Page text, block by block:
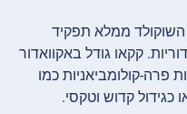
ממלא תפקיד
קקאו גודל באקוואדור
פרה-קולומביאניות כמו
קדוש וטקסי.